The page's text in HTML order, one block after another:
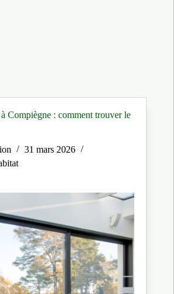
Compiègne : comment trouver le
31 mars 2026